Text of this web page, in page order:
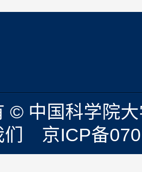
© 中国科学院
们 京ICP备